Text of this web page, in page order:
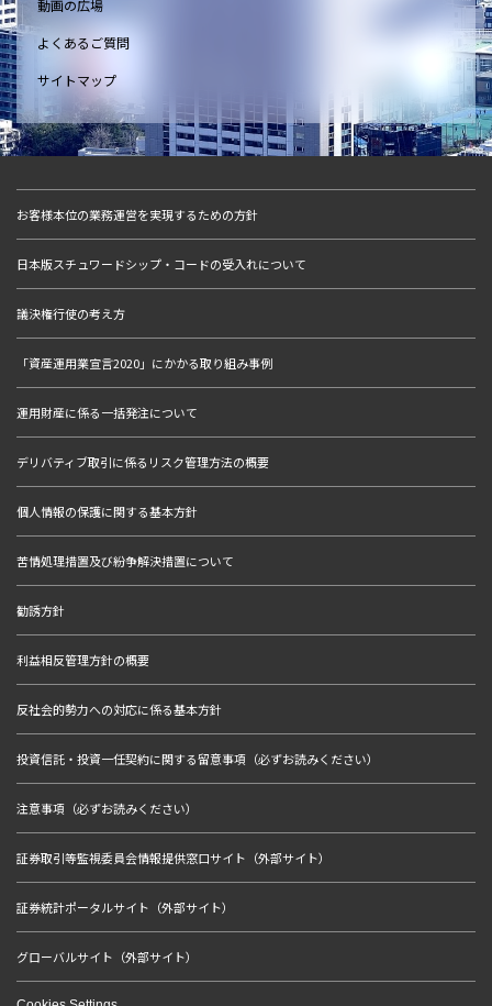
動画の広場
よくあるご質問
サイトマップ
お客様本位の業務運営を実現するための方針
日本版スチュワードシップ・コードの受入れについて
議決権行使の考え方
「資産運用業宣言2020」にかかる取り組み事例
運用財産に係る一括発注について
デリバティブ取引に係るリスク管理方法の概要
個人情報の保護に関する基本方針
苦情処理措置及び紛争解決措置について
勧誘方針
利益相反管理方針の概要
反社会的勢力への対応に係る基本方針
投資信託・投資一任契約に関する留意事項（必ずお読みください）
注意事項（必ずお読みください）
証券取引等監視委員会情報提供窓口サイト（外部サイト）
証券統計ポータルサイト（外部サイト）
グローバルサイト（外部サイト）